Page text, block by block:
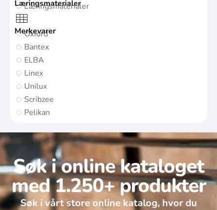
Læringsmaterialer
Læringsmaterialer
Merkevarer
Oxford
Bantex
ELBA
Linex
Unilux
Scribzee
Pelikan
Søk i online kataloget
med 1.250+ produkter
Søk i vårt store online katalog, hvor du